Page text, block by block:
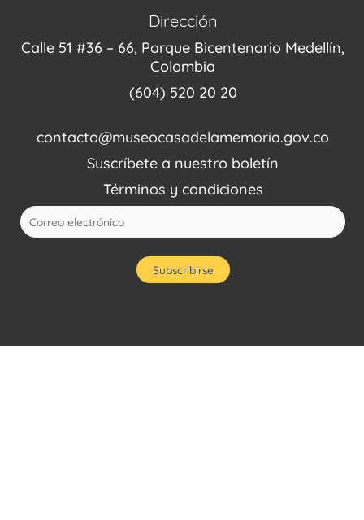
Dirección
Calle 51 #36 – 66, Parque Bicentenario Medellín,
Colombia
(604) 520 20 20
contacto@museocasadelamemoria.gov.co
Suscríbete a nuestro boletín
Términos y condiciones